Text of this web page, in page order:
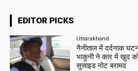
EDITOR PICKS
Uttarakhand
नैनीताल में दर्दनाक
भाकुनी ने कार में खुद
सुसाइड नोट बरामद